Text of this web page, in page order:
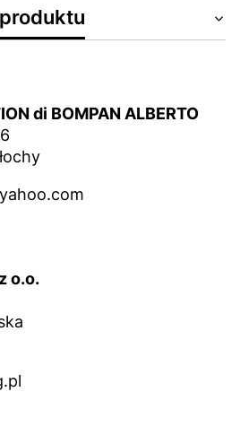
di BOMPAN ALBERTO
o.o.